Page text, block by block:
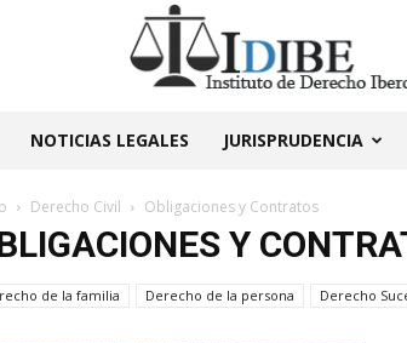
NOTICIAS LEGALES JURISPRUDENCIA
Derecho Civil Obligaciones y Contratos
Y
de la familia Derecho de la persona Derecho